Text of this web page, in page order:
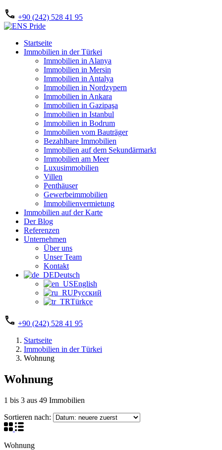
+90 (242) 528 41 95
Startseite
Immobilien in der Türkei
Immobilien in Alanya
Immobilien in Mersin
Immobilien in Antalya
Immobilien in Nordzypern
Immobilien in Ankara
Immobilien in Gazipaşa
Immobilien in Istanbul
Immobilien in Bodrum
Immobilien vom Bauträger
Bezahlbare Immobilien
Immobilien auf dem Sekundärmarkt
Immobilien am Meer
Luxusimmobilien
Villen
Penthäuser
Gewerbeimmobilien
Immobilienvermietung
Immobilien auf der Karte
Der Blog
Referenzen
Unternehmen
Über uns
Unser Team
Kontakt
Deutsch
English
Русский
Türkçe
+90 (242) 528 41 95
Startseite
Immobilien in der Türkei
Wohnung
Wohnung
1 bis 3 aus 49 Immobilien
Sortieren nach:
Wohnung